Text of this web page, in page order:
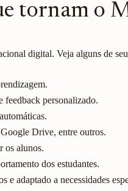
tornam o
digital. Veja alguns de
feedback personalizado.
Drive, entre outros.
os alunos.
dos estudantes.
adaptado a necessidades